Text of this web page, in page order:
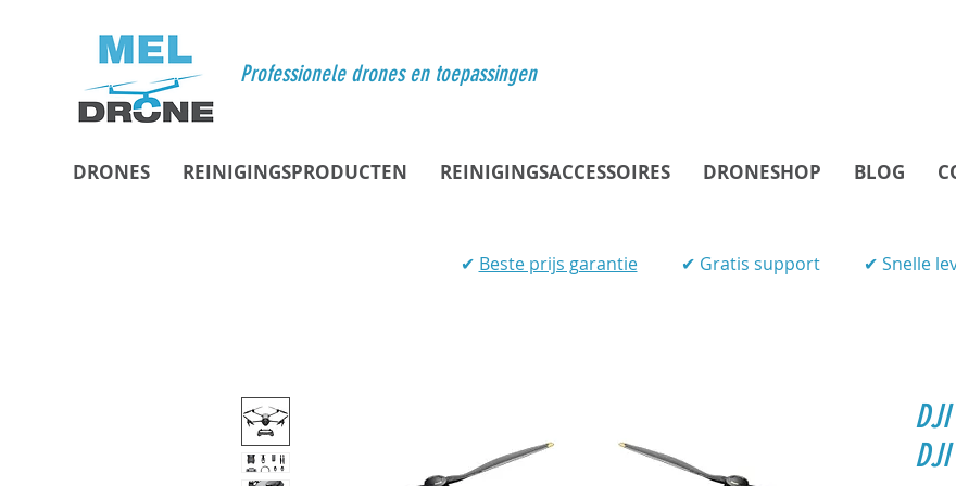
Professionele drones en toepassingen
DRONES REINIGINGSPRODUCTEN REINIGINGSACCESSOIRES DRONESHOP BLOG
✔ Beste prijs garantie ✔ Gratis support ✔ Snelle